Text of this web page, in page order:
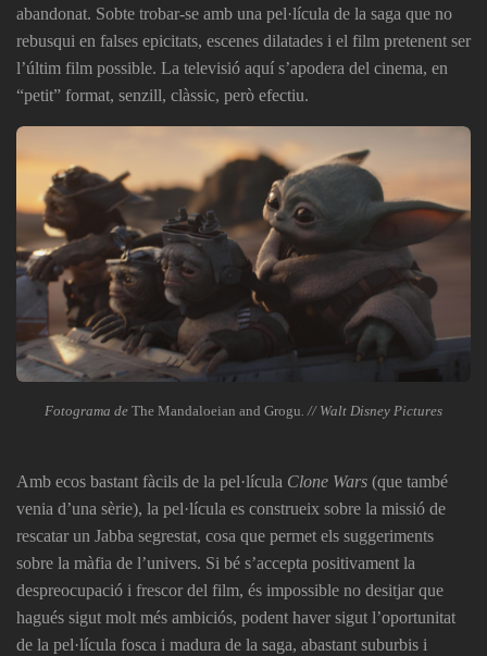
abandonat. Sobte trobar-se amb una pel·lícula de la saga que no
rebusqui en falses epicitats, escenes dilatades i el film pretenent ser
l’últim film possible. La televisió aquí s’apodera del cinema, en
“petit” format, senzill, clàssic, però efectiu.
Fotograma de The Mandaloeian and Grogu. // Walt Disney Pictures
Amb ecos bastant fàcils de la pel·lícula Clone Wars (que també
venia d’una sèrie), la pel·lícula es construeix sobre la missió de
rescatar un Jabba segrestat, cosa que permet els suggeriments
sobre la màfia de l’univers. Si bé s’accepta positivament la
despreocupació i frescor del film, és impossible no desitjar que
hagués sigut molt més ambiciós, podent haver sigut l’oportunitat
de la pel·lícula fosca i madura de la saga, abastant suburbis i